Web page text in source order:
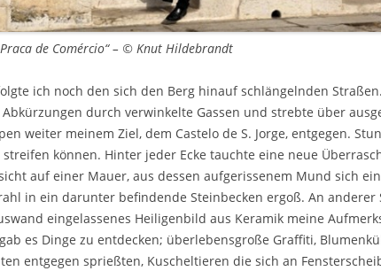
de Comércio“ – © Knut Hildebrandt
ich noch den sich den Berg hinauf schlängelnden
durch verwinkelte Gassen und strebte über
weiter meinem Ziel, dem Castelo de S. Jorge, entgegen.
können. Hinter jeder Ecke tauchte eine neue
auf einer Mauer, aus dessen aufgerissenem Mund sich
in ein darunter befindende Steinbecken ergoß. An anderer
eingelassenes Heiligenbild aus Keramik meine
es Dinge zu entdecken; überlebensgroße Graffiti,
entgegen sprießten, Kuscheltieren die sich an